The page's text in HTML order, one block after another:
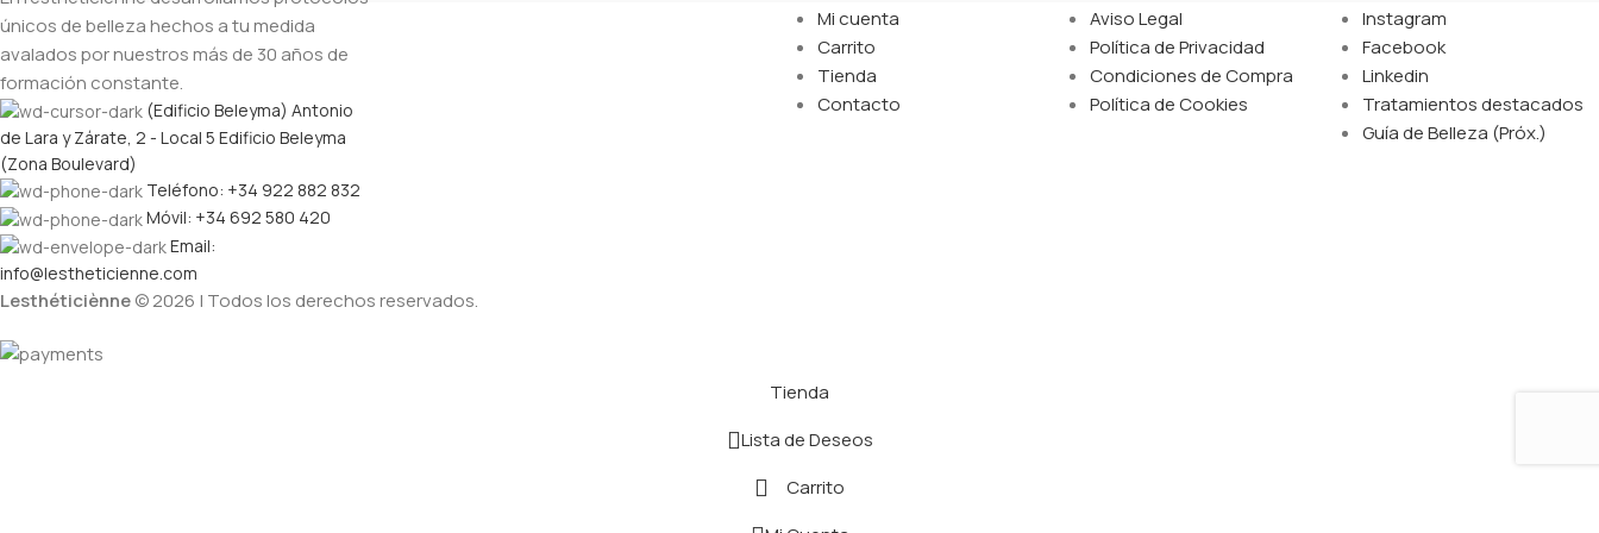
únicos de belleza hechos a tu medida
avalados por nuestros más de 30 años de
formación constante.
(Edificio Beleyma) Antonio
de Lara y Zárate, 2 - Local 5 Edificio Beleyma
(Zona Boulevard)
Teléfono: +34 922 882 832
Móvil: +34 692 580 420
Email:
info@lestheticienne.com
Mi cuenta
Carrito
Tienda
Contacto
Aviso Legal
Política de Privacidad
Condiciones de Compra
Política de Cookies
Instagram
Facebook
Linkedin
Tratamientos destacados
Guía de Belleza (Próx.)
Lesthéticiènne© 2026 | Todos los derechos reservados.
Tienda
Lista de Deseos
Carrito